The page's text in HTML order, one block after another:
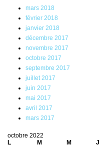
mars 2018
février 2018
janvier 2018
décembre 2017
novembre 2017
octobre 2017
septembre 2017
juillet 2017
juin 2017
mai 2017
avril 2017
mars 2017
octobre 2022
L
M M J